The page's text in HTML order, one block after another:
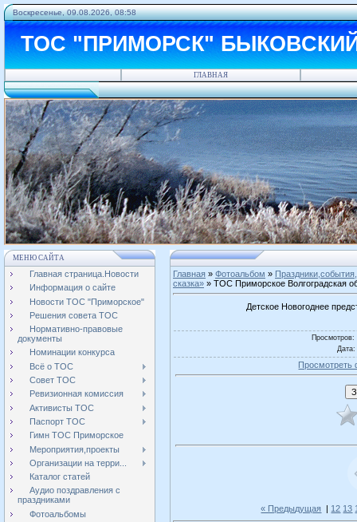
Воскресенье, 09.08.2026, 08:58
ТОС "ПРИМОРСК"
ГЛАВНАЯ
МЕНЮ САЙТА
Главная страница.Новости
Информация о сайте
Новости ТОС "Приморское"
Решения совета ТОС
Нормативно-правовые
документы
Номинации конкурса
Всё о ТОС
Совет ТОС
Ревизионная комиссия
Активисты ТОС
Паспорт ТОС
Гимн ТОС Приморское
Мероприятия,проекты
Организации на терри...
Каталог статей
Аудио поздравления с
праздниками
Фотоальбомы
Главная » Фотоальбом »
сказка» » ТОС Приморское Волгоградская
Детское Новогоднее
Просмотров:
Дата:
Просмотреть
« Предыдущая | 12 13